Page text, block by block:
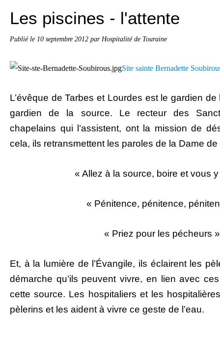
Les piscines - l'attente
Publié le 10 septembre 2012 par Hospitalité de Touraine
Site sainte Bernadette
L’évêque de Tarbes et Lourdes est le gardien
gardien de la source. Le recteur des
chapelains qui l’assistent, ont la mission de
cela, ils retransmettent les paroles de la Dame
« Allez à la source, boire et vous
« Pénitence, pénitence,
« Priez pour les pécheurs »
Et, à la lumière de l’Évangile, ils éclairent les
démarche qu’ils peuvent vivre, en lien avec
cette source. Les hospitaliers et les
pèlerins et les aident à vivre ce geste de l’eau.